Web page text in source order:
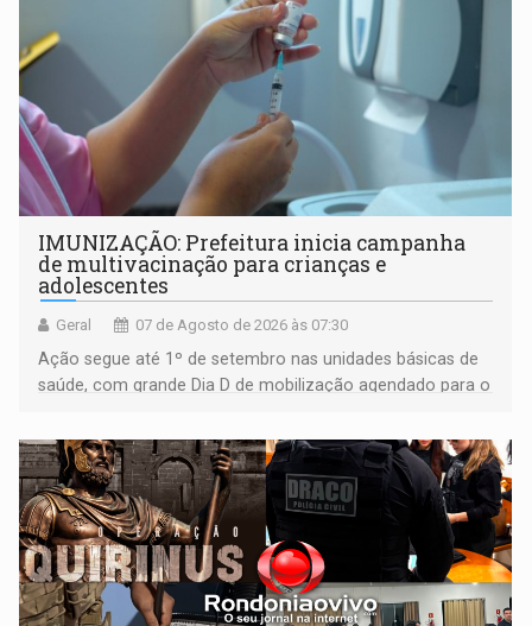
IMUNIZAÇÃO: Prefeitura inicia campanha
de multivacinação para crianças e
adolescentes
Geral 07 de Agosto de 2026 às 07:30
Ação segue até 1º de setembro nas unidades básicas de
saúde, com grande Dia D de mobilização agendado para o